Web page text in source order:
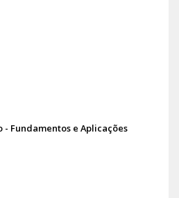
Fundamentos e Aplicações